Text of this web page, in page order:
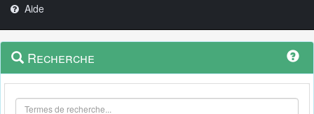
Aide
Navigation
outils
Menu
contextuel
Recherche